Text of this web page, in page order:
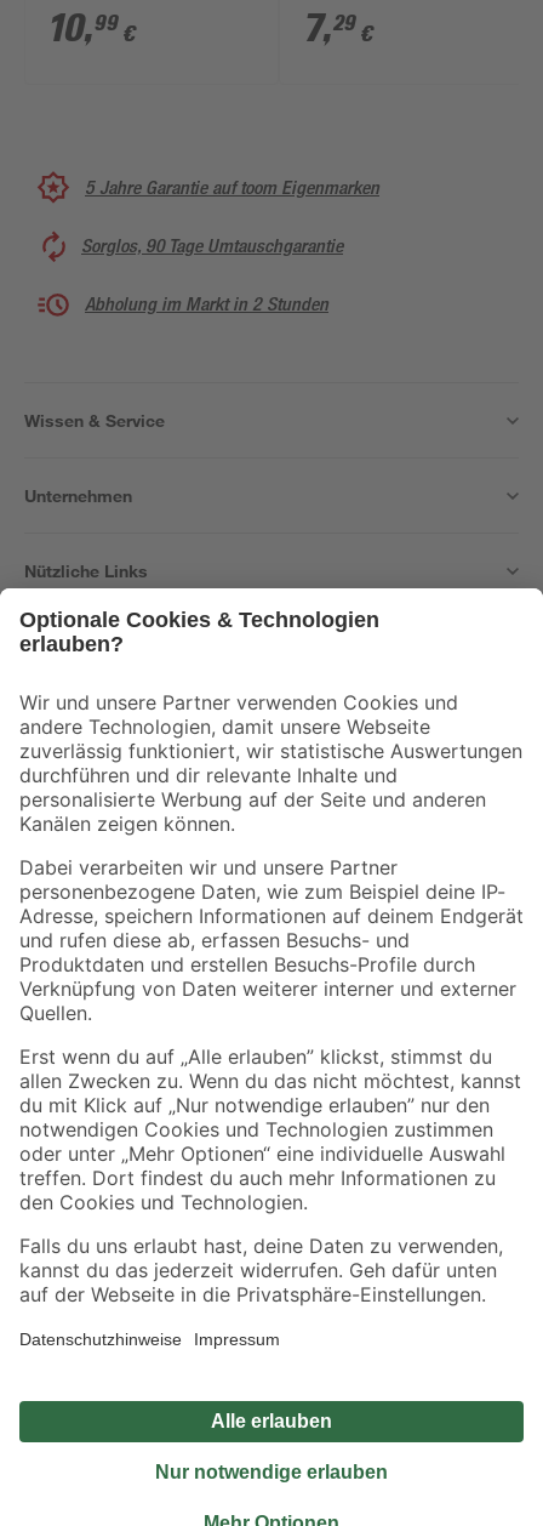
10,99 € 7,29 €
5 Jahre Garantie auf toom Eigenmarken
Sorglos, 90 Tage Umtauschgarantie
Abholung im Markt in 2 Stunden
Wissen & Service
Unternehmen
Nützliche Links
Der toom Newsletter: Keine Angebote und Aktionen mehr verpassen!
Zur Newsletter Anmeldung
Folge uns
Zahlungsarten Versandarten
Sicher einkaufen
Jetzt die toom-App herunterladen
Alle Preisangaben in EUR inkl. gesetzl. MwSt.. Die dargestellten Angebote sind unter
Umständen nicht in allen Märkten verfügbar. Die angegebenen Verfügbarkeiten beziehen
Produkte nur solange der Vorrat reicht.
*Paketversand ab 59 € versandkostenfrei, gilt nicht für Artikel mit Speditionsversand, hier
Privatsphäre Impressum
Nutzungsbedingungen
Widerrufsrecht
Vertrag widerrufen